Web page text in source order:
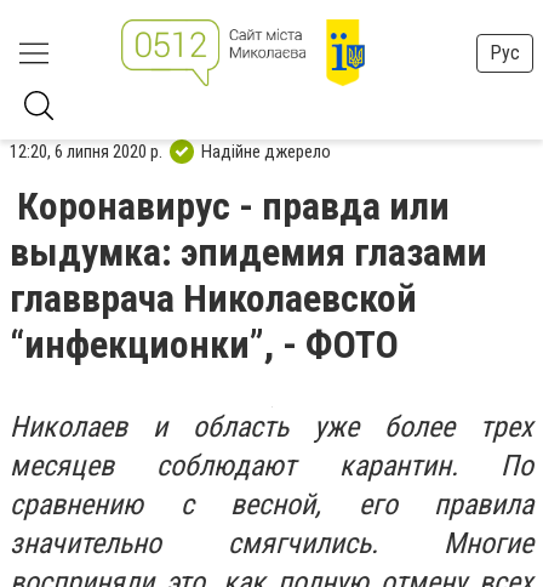
Рус
12:20, 6 липня 2020 р. Надійне джерело
Коронавирус - правда или
выдумка: эпидемия глазами
главврача Николаевской
“инфекционки”, - ФОТО
Николаев и область уже более трех
месяцев соблюдают карантин. По
сравнению с весной, его правила
значительно смягчились. Многие